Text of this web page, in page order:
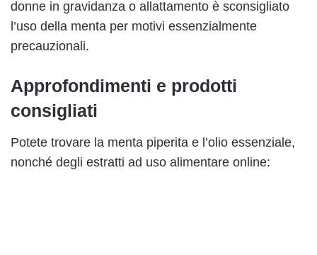
donne in gravidanza o allattamento è sconsigliato
l’uso della menta per motivi essenzialmente
precauzionali.
Approfondimenti e prodotti
consigliati
Potete trovare la menta piperita e l’olio essenziale,
nonché degli estratti ad uso alimentare online: